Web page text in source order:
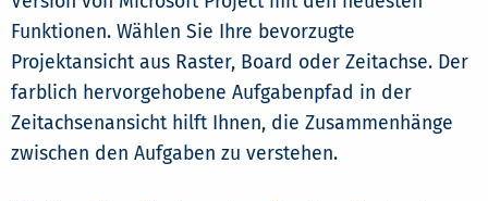
Funktionen. Wählen Sie Ihre bevorzugte
Projektansicht aus Raster, Board oder Zeitachse. Der
farblich hervorgehobene Aufgabenpfad in der
Zeitachsenansicht hilft Ihnen, die Zusammenhänge
zwischen den Aufgaben zu verstehen.